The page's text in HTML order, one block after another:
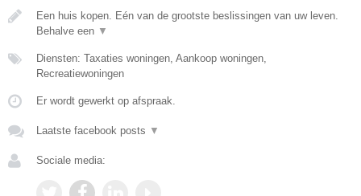
Een huis kopen. Eén van de grootste beslissingen van uw leven.
Behalve een ▼
Diensten: Taxaties woningen, Aankoop woningen,
Recreatiewoningen
Er wordt gewerkt op afspraak.
Laatste facebook posts ▼
Sociale media: